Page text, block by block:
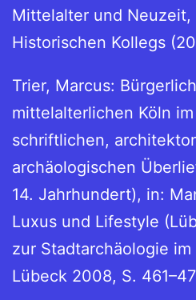
Mittelalter und
Historischen Kollegs
Trier, Marcus:
mittelalterlichen Köln
schriftlichen,
archäologischen
14. Jahrhundert), in:
Luxus und Lifestyle
zur Stadtarchäologie im
Lübeck 2008, S.